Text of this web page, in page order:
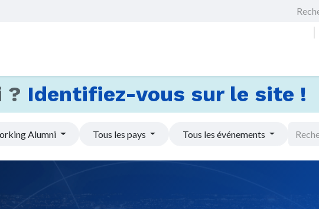
? Identifiez-vous sur le site !
Alumni Tous les pays Tous les événements